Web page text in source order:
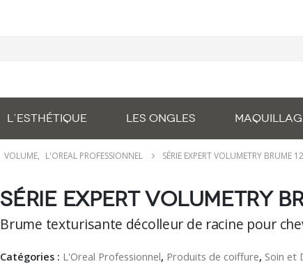
L’ESTHÉTIQUE LES ONGLES
VOLUME, L'OREAL PROFESSIONNEL SÉRIE EXPERT VOLUMETRY BRUME
Série Expert Volumetry
Brume texturisante décolleur de racine pour
Catégories : L'Oreal Professionnel, Produits de coiffure, Soin et